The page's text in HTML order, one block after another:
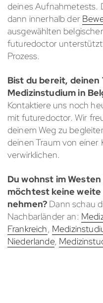
deines Aufnahmetests.
dann innerhalb der
ausgewählten
futuredoctor
Prozess.
Bist du bereit, deinen
Medizinstudium in
Kontaktiere uns noch
mit futuredoctor. Wir
deinem Weg zu
deinen Traum von einer
verwirklichen.
Du wohnst im
möchtest keine
nehmen? Dann schau
Nachbarländer an:
Frankreich,
Niederlande,